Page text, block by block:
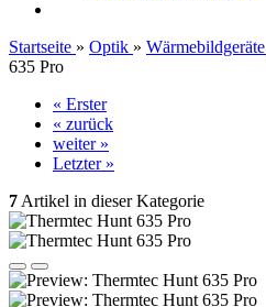
Startseite » Optik » Wärmebildgeräte
635 Pro
« Erster
« zurück
weiter »
Letzter »
7 Artikel in dieser Kategorie